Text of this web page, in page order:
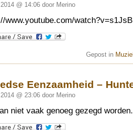
@ 14:06 door Merino
www.youtube.com/
Gepost in
Eenzaamheid –
@ 23:06 door Merino
niet vaak genoeg gezegd worden.